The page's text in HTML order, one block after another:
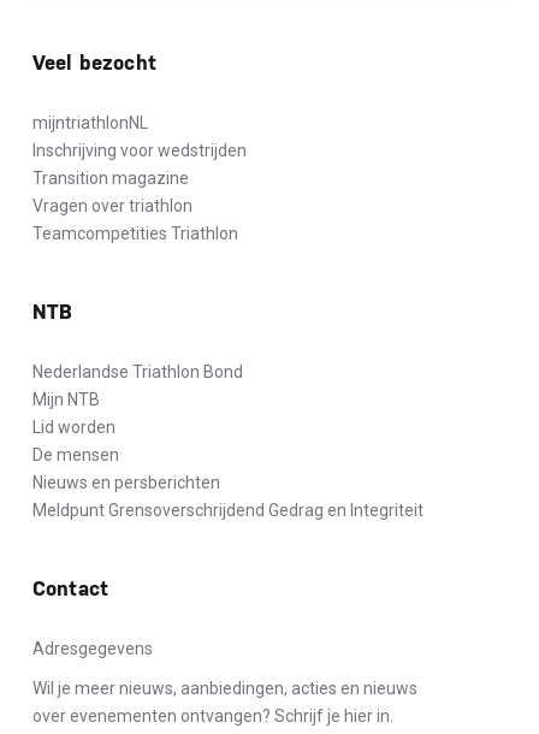
Veel bezocht
mijntriathlonNL
Inschrijving voor wedstrijden
Transition magazine
Vragen over triathlon
Teamcompetities Triathlon
NTB
Nederlandse Triathlon Bond
Mijn NTB
Lid worden
De mensen
Nieuws en persberichten
Meldpunt Grensoverschrijdend Gedrag en Integriteit
Contact
Adresgegevens
Wil je meer nieuws, aanbiedingen, acties en nieuws
over evenementen ontvangen? Schrijf je hier in.